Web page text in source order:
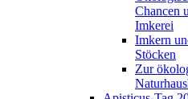
Chancen
Imkerei
Imkern
Stöcken
Zur